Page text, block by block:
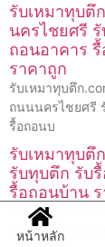
รับเหมาทุบตึ
นครไชยศรี
ถอนอาคาร
ราคาถูก
รับเหมาทุบตึก
ถนนนครไชยศรี
รื้อถอนบ
รับเหมาทุบตึ
รับทุบตึก รับ
รื้อถอนบ้าน
รับเหมาทุบตึก
หนองบัวลำภู รับ
หน้าหลัก